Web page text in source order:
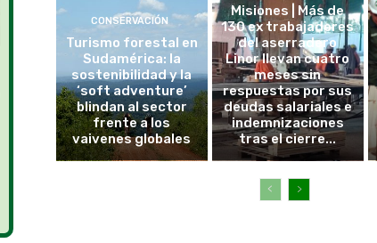
CONSERVACIÓN
Turismo forestal en
Sudamérica: la
sostenibilidad y la
‘soft adventure’
blindan al sector
frente a los
vaivenes globales
Misiones | Más de
130 ex trabajadores
del aserradero
Linor llevan cuatro
meses sin
respuestas por sus
deudas salariales e
indemnizaciones
tras el cierre...